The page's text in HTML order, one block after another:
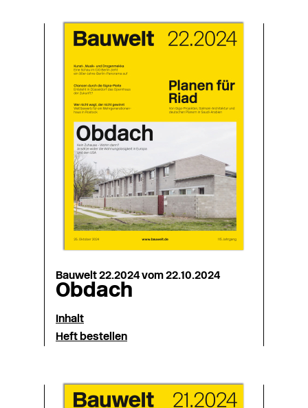
Bauwelt 22.2024 vom 22.10.2024
Obdach
Inhalt
Heft bestellen